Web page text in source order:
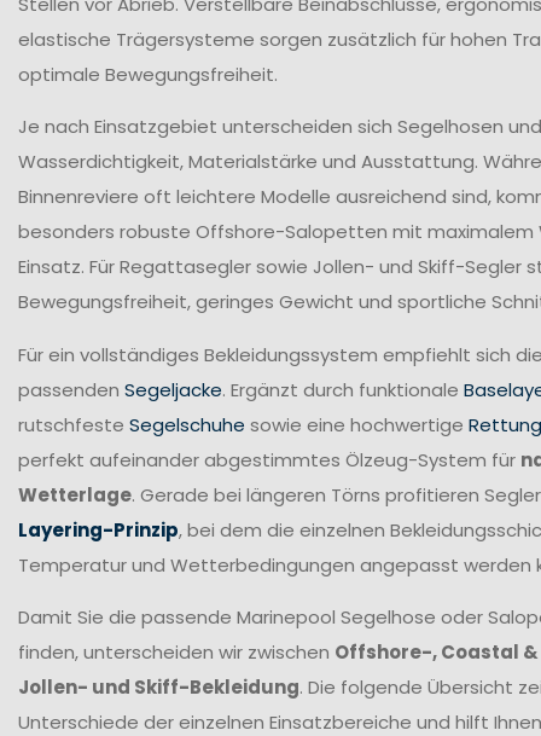
elastische Trägersysteme sorgen zusätzlich für hohen
optimale Bewegungsfreiheit.
Je nach Einsatzgebiet unterscheiden sich Segelhosen
Wasserdichtigkeit, Materialstärke und Ausstattung.
Binnenreviere oft leichtere Modelle ausreichend sind,
besonders robuste Offshore-Salopetten mit
Einsatz. Für Regattasegler sowie Jollen- und Skiff-Segler
Bewegungsfreiheit, geringes Gewicht und sportliche
Für ein vollständiges Bekleidungssystem empfiehlt sich
passenden Segeljacke. Ergänzt durch funktionale
rutschfeste Segelschuhe sowie eine hochwertige
perfekt aufeinander abgestimmtes Ölzeug-System für
Wetterlage. Gerade bei längeren Törns profitieren
Layering-Prinzip, bei dem die einzelnen
Temperatur und Wetterbedingungen angepasst werden
Damit Sie die passende Marinepool Segelhose oder
finden, unterscheiden wir zwischen Offshore-, Coastal
Jollen- und Skiff-Bekleidung. Die folgende Übersicht
Unterschiede der einzelnen Einsatzbereiche und hilft